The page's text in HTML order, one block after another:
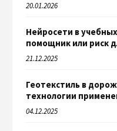
20.01.2026
Нейросети в
помощник или риск
21.12.2025
Геотекстиль в
технологии
04.12.2025